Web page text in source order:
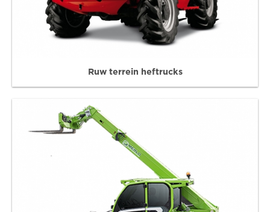
Ruw terrein heftrucks